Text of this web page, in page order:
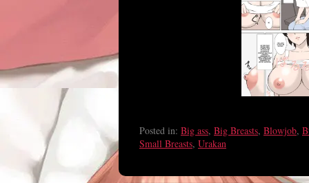
Posted in: Big ass, Big Breasts, Blowjob,
Small Breasts, Urakan